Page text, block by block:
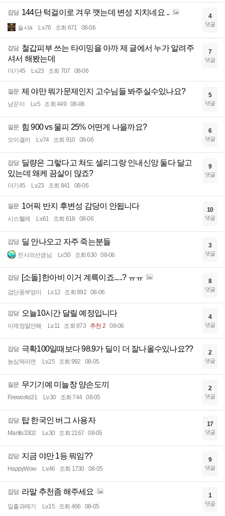
잡담 144단 턱걸이로 겨우 깻는데 변성 지치네요 ..
술사a Lv.76 조회 671 08-06
4
댓글
잡담 철갑피부 쓰는 타이밍을 아까 제 글에서 누가 알려주
셔서 해봤는데
더기45 Lv.23 조회 707 08-06
7
댓글
질문 제 야만 뭐가문제인지 고수님들 봐주실수있나요?
낭꾼이 Lv.5 조회 449 08-06
5
댓글
질문 힘 900 vs 물피 25% 어떤게 나을까요?
오이갤러 Lv.74 조회 910 08-06
6
댓글
잡담 딜량은 그렇다고 쳐도 셀리그랑 인내신앙 둘다 달고
있는데 왜케 끔살이 많죠?
더기45 Lv.23 조회 841 08-06
9
댓글
질문 1어픽 반지 후변성 감당이 안됩니다
시스헬레 Lv.61 조회 618 08-06
10
댓글
잡담 딜 안나오고 자주 죽는분들
전사의선생님 Lv.50 조회 630 08-06
3
댓글
잡담 [소돌] 한아비 이거 계륵이죠.....? ㅠㅠ
검단동부엉이 Lv.12 조회 892 08-06
8
댓글
잡담 오늘10시간 달릴 예정입니다
이제정말안해 Lv.11 조회 873 추천 2 08-06
4
댓글
잡담 극확100일때보다 98.9가 딜이 더 잘나올수있나요??
농심떡라면 Lv.25 조회 992 08-05
2
댓글
질문 무기기예 미늘창 양손도끼
Fireworks31 Lv.30 조회 744 08-05
2
댓글
잡담 탑 한국인 버그 사용자
Mantis3302 Lv.30 조회 2167 08-05
17
댓글
잡담 지금 야만 1등 뭐임??
HappyWow Lv.46 조회 1730 08-05
9
댓글
잡담 라말 추천좀 해주세요
일출과메기 Lv.15 조회 466 08-05
1
댓글